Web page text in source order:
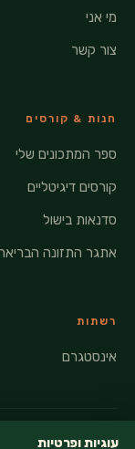
מי אני
צור קשר
חנות & קורסים
ספר המתכונים שלי
קורסים דיגיטליים
סדנאות בישול
אתגר התזונה
רשתות
אינסטגרם
עוגיות ופרטיות